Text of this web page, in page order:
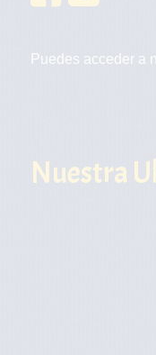
Puedes acceder a
Nuestra